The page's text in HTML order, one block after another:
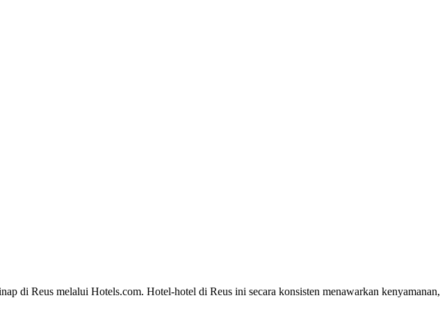
di Reus melalui Hotels.com. Hotel-hotel di Reus ini secara konsisten menawarkan kenyamanan,